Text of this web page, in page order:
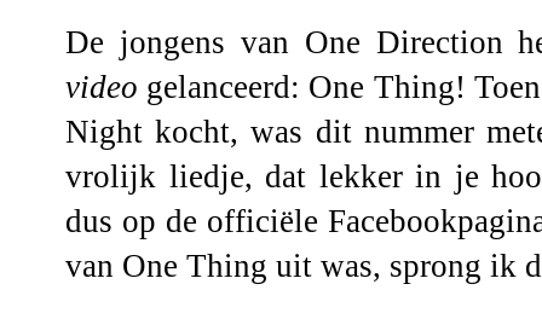
De jongens van One Direction
video gelanceerd: One Thing!
Night kocht, was dit nummer
vrolijk liedje, dat lekker in je
dus op de officiële
van One Thing uit was, sprong ik